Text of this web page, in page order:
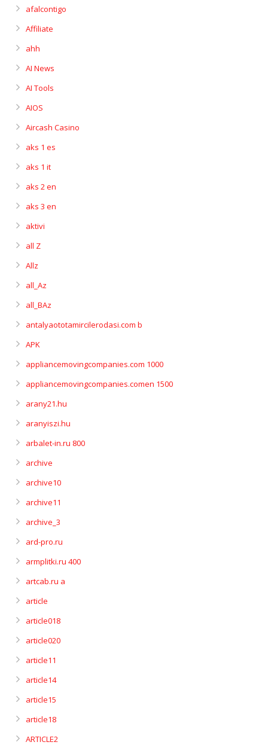
afalcontigo
Affiliate
ahh
AI News
AI Tools
AIOS
Aircash Casino
aks 1 es
aks 1 it
aks 2 en
aks 3 en
aktivi
all Z
Allz
all_Az
all_BAz
antalyaototamircilerodasi.com b
APK
appliancemovingcompanies.com 1000
appliancemovingcompanies.comen 1500
arany21.hu
aranyiszi.hu
arbalet-in.ru 800
archive
archive10
archive11
archive_3
ard-pro.ru
armplitki.ru 400
artcab.ru a
article
article018
article020
article11
article14
article15
article18
ARTICLE2